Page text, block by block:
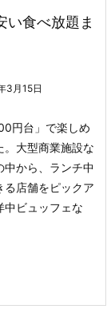
い食べ放題ま
3月15日
円台」で楽しめ
大型商業施設な
中から、ランチ中
る店舗をピックア
中ビュッフェな